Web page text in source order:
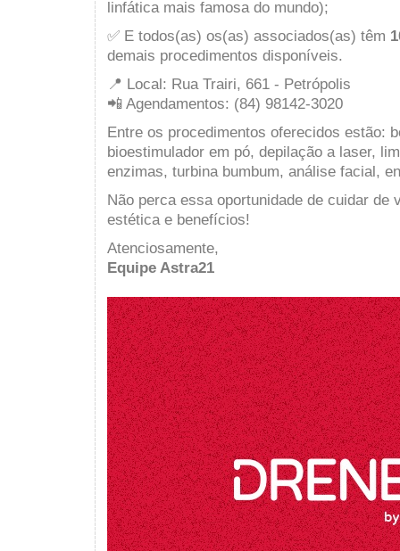
linfática mais famosa do mundo);
✅ E todos(as) os(as) associados(as) têm
demais procedimentos disponíveis.
📍 Local: Rua Trairi, 661 - Petrópolis
📲 Agendamentos: (84) 98142-3020
Entre os procedimentos oferecidos estão:
bioestimulador em pó, depilação a laser,
enzimas, turbina bumbum, análise facial,
Não perca essa oportunidade de cuidar de
estética e benefícios!
Atenciosamente,
Equipe Astra21